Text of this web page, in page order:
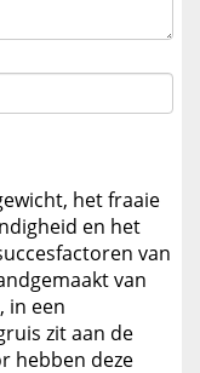
het fraaie
en het
van
van
in een
zit aan de
hebben deze